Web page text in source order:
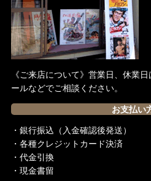
《ご来店について》営業日、休業
ールなどでご相談ください。
お支払い
・銀行振込（入金確認後発送）
・各種クレジットカード決済
・代金引換
・現金書留